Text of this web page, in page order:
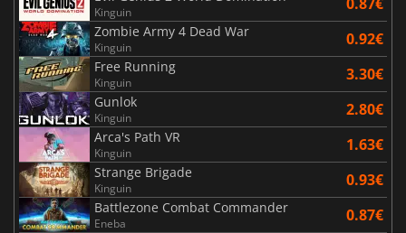
Kinguin
Zombie Army 4 Dead War
Kinguin 0.92€
Free Running
Kinguin 3.30€
Gunlok
Kinguin 2.80€
Arca's Path VR
Kinguin 1.63€
Strange Brigade
Kinguin 0.93€
Battlezone Combat Commander
Eneba 0.87€